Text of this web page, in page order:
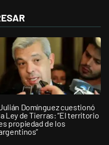
Domínguez cuestionó
Ley de Tierras: “El territorio
propiedad de los